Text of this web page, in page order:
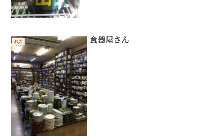
お店 食器屋さん